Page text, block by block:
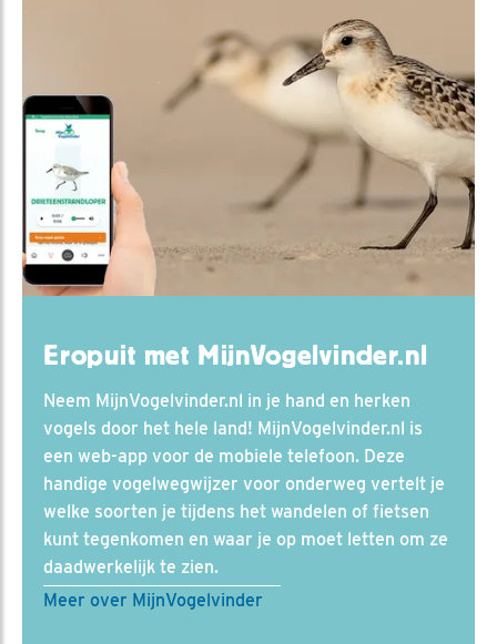
Eropuit met MijnVogelvinder.nl
Neem MijnVogelvinder.nl in je hand en herken
vogels door het hele land! MijnVogelvinder.nl is
een web-app voor de mobiele telefoon. Deze
handige vogelwegwijzer voor onderweg vertelt je
welke soorten je tijdens het wandelen of fietsen
kunt tegenkomen en waar je op moet letten om ze
daadwerkelijk te zien.
Meer over MijnVogelvinder